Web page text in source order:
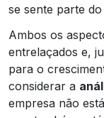
se sente parte
Ambos os
entrelaçados e,
para o
considerar a
empresa não